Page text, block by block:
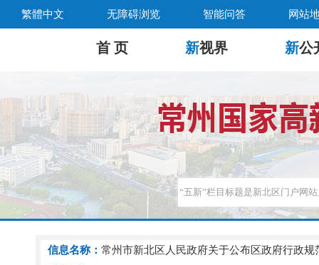
繁體中文 无障碍浏览 智能问答 网站
首 页 新视界 新公
信息名称： 常州市新北区人民政府关于公布区政府行政